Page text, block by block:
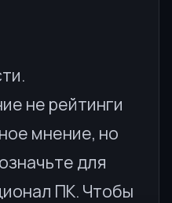
не рейтинги
мнение, но
для
ПК. Чтобы